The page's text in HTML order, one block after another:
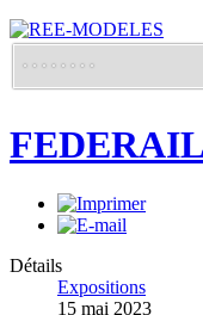
Détails
Expositions
15 mai 2023